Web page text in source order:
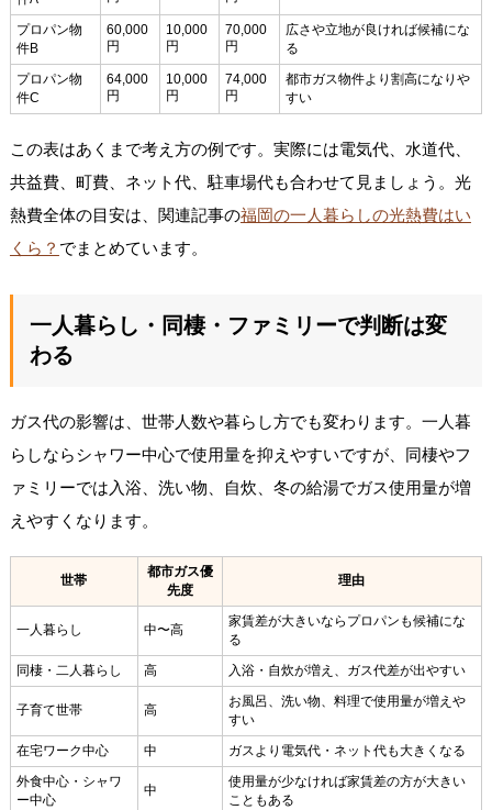
プロパン物
件B
60,000
円
10,000
円
70,000
円
広さや立地が良ければ候補にな
る
プロパン物
件C
64,000
円
10,000
円
74,000
円
都市ガス物件より割高になりや
すい
この表はあくまで考え方の例です。実際には電気代、水道代、
共益費、町費、ネット代、駐車場代も合わせて見ましょう。光
熱費全体の目安は、関連記事の福岡の一人暮らしの光熱費はい
くら？ でまとめています。
一人暮らし・同棲・ファミリーで判断は変
わる
ガス代の影響は、世帯人数や暮らし方でも変わります。一人暮
らしならシャワー中心で使用量を抑えやすいですが、同棲やフ
ァミリーでは入浴、洗い物、自炊、冬の給湯でガス使用量が増
えやすくなります。
世帯
都市ガス優
先度
理由
一人暮らし 中〜高
家賃差が大きいならプロパンも候補にな
る
同棲・二人暮らし
高 入浴・自炊が増え、ガス代差が出やすい
子育て世帯 高
お風呂、洗い物、料理で使用量が増えや
すい
在宅ワーク中心
中
ガスより電気代・ネット代も大きくなる
外食中心・シャワ
ー中心
中
使用量が少なければ家賃差の方が大きい
こともある